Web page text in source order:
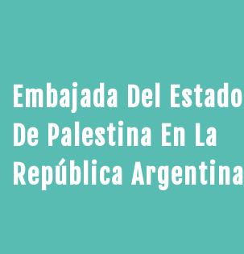
Embajada Del Estado
De Palestina En La
República Argentina